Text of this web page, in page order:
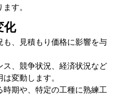
す。
化
も、見積もり価格に影響を与
ス、競争状況、経済状況など
変動します。
時期や、特定の工種に熟練工